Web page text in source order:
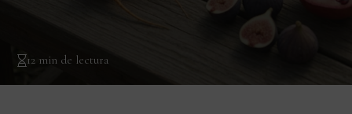
12 min de lectura